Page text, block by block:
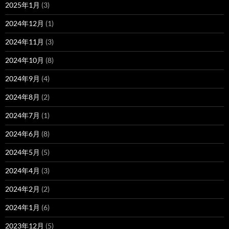
2025年1月 (3)
2024年12月 (1)
2024年11月 (3)
2024年10月 (8)
2024年9月 (4)
2024年8月 (2)
2024年7月 (1)
2024年6月 (8)
2024年5月 (5)
2024年4月 (3)
2024年2月 (2)
2024年1月 (6)
2023年12月 (5)